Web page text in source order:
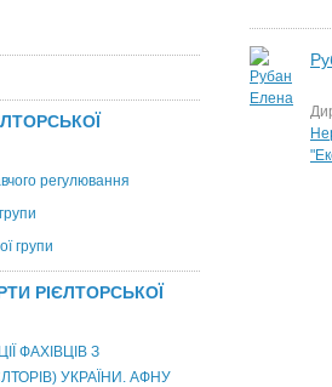
регулювання
групи
РІЄЛТОРСЬКОЇ
ФАХІВЦІВ З
УКРАЇНИ. АФНУ